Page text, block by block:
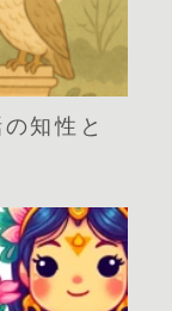
知性と